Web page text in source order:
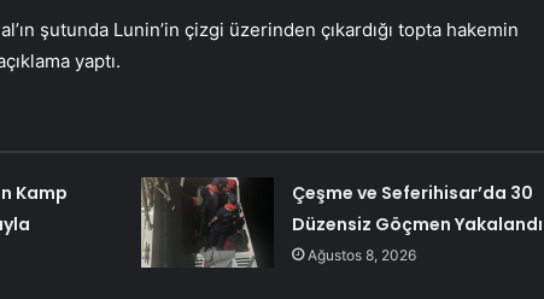
şutunda Lunin’in çizgi üzerinden çıkardığı topta hakemin
yaptı.
Kamp
Çeşme ve Seferihisar’da 30
Düzensiz Göçmen Yakalandı
Ağustos 8, 2026